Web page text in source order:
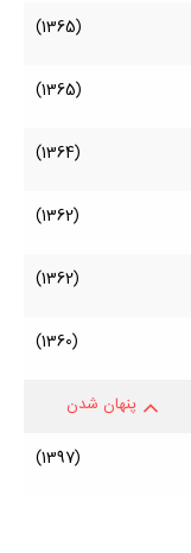
(1365)
(1365)
(1364)
(1362)
(1362)
(1360)
پنهان شدن
(1397)